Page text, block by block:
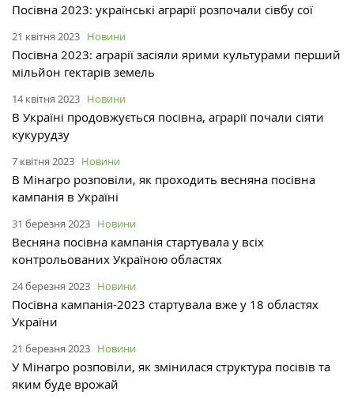
Посівна 2023: українські аграрії розпочали сівбу сої
21 квітня 2023 Новини
Посівна 2023: аграрії засіяли ярими культурами перший
мільйон гектарів земель
14 квітня 2023 Новини
В Україні продовжується посівна, аграрії почали сіяти
кукурудзу
7 квітня 2023 Новини
В Мінагро розповіли, як проходить весняна посівна
кампанія в Україні
31 березня 2023 Новини
Весняна посівна кампанія стартувала у всіх
контрольованих Україною областях
24 березня 2023 Новини
Посівна кампанія-2023 стартувала вже у 18 областях
України
21 березня 2023 Новини
У Мінагро розповіли, як змінилася структура посівів та
яким буде врожай